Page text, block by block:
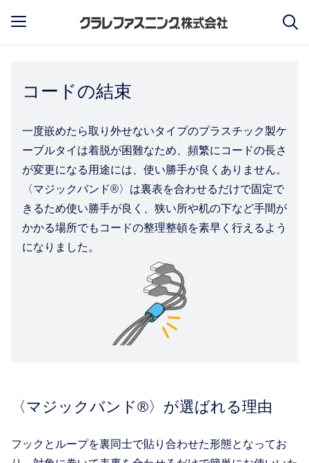
コードの結束
一度嵌めたら取り外せないタイプのプラスチック製ケ
ーブルタイは着脱が困難なため、頻繁にコードの長さ
が変更になる用途には、使い勝手が良くありません。
〈マジックバンド®〉は裏表を合わせるだけで固定で
きるため使い勝手が良く、狭い所や机の下など手間が
かかる場所でもコードの整理整頓を素早く行えるよう
になりました。
〈マジックバンド®〉が選ばれる理由
フックとループを裏同士で貼り合わせた形態となってお